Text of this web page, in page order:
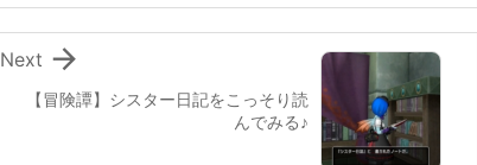
【冒険譚】シスター日記をこっそり読
んでみる♪

Next